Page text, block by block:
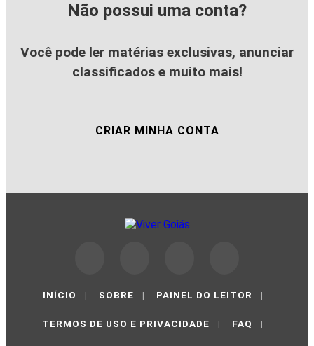
Não possui uma conta?
Você pode ler matérias exclusivas, anunciar
classificados e muito mais!
CRIAR MINHA CONTA
INÍCIO | SOBRE | PAINEL DO LEITOR |
TERMOS DE USO E PRIVACIDADE | FAQ |